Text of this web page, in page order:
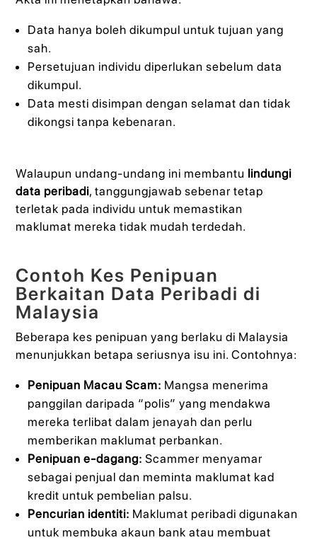
Data hanya boleh dikumpul untuk tujuan yang
sah.
Persetujuan individu diperlukan sebelum data
dikumpul.
Data mesti disimpan dengan selamat dan tidak
dikongsi tanpa kebenaran.
Walaupun undang-undang ini membantu lindungi
data peribadi, tanggungjawab sebenar tetap
terletak pada individu untuk memastikan
maklumat mereka tidak mudah terdedah.
Contoh Kes Penipuan
Berkaitan Data Peribadi di
Malaysia
Beberapa kes penipuan yang berlaku di Malaysia
menunjukkan betapa seriusnya isu ini. Contohnya:
Penipuan Macau Scam: Mangsa menerima
panggilan daripada “polis” yang mendakwa
mereka terlibat dalam jenayah dan perlu
memberikan maklumat perbankan.
Penipuan e-dagang: Scammer menyamar
sebagai penjual dan meminta maklumat kad
kredit untuk pembelian palsu.
Pencurian identiti: Maklumat peribadi digunakan
untuk membuka akaun bank atau membuat